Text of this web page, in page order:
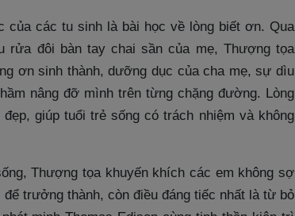
của các tu sinh là bài học về lòng biết ơn. Qua
rửa đôi bàn tay chai sần của mẹ, Thượng tọa
ơn sinh thành, dưỡng dục của cha mẹ, sự dìu
nâng đỡ mình trên từng chặng đường. Lòng
giúp tuổi trẻ sống có trách nhiệm và không
Thượng tọa khuyến khích các em không sợ
trưởng thành, còn điều đáng tiếc nhất là từ bỏ